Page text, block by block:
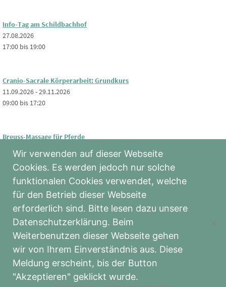
Info-Tag am Schildbachhof
27.08.2026
17:00 bis 19:00
Cranio-Sacrale Körperarbeit: Grundkurs
11.09.2026 - 29.11.2026
09:00 bis 17:20
Breuss-Massage für Pferde
17.09.2026 - 18.09.2026
09:00 bis 17:20
Holotropes Atmen
19.09.2026 - 20.09.2026
Ganztägig
KOSTENLOSES Info-Webinar: Tiermassage & Bewegungstraining
17.11.2026
16:00 bis 17:00
Wir verwenden auf dieser Webseite
Cookies. Es werden jedoch nur solche
funktionalen Cookies verwendet, welche
für den Betrieb dieser Webseite
erforderlich sind. Bitte lesen dazu unsere
Datenschutzerklärung. Beim
Weiterbenutzen dieser Webseite gehen
wir von Ihrem Einverständnis aus. Diese
Meldung erscheint, bis der Button
"Akzeptieren" geklickt wurde.